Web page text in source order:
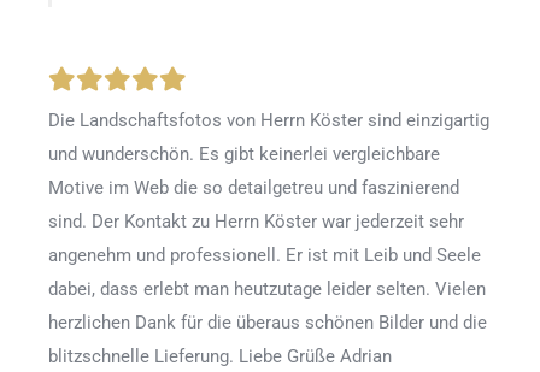
Die Landschaftsfotos von Herrn Köster sind einzigartig
und wunderschön. Es gibt keinerlei vergleichbare
Motive im Web die so detailgetreu und faszinierend
sind. Der Kontakt zu Herrn Köster war jederzeit sehr
angenehm und professionell. Er ist mit Leib und Seele
dabei, dass erlebt man heutzutage leider selten. Vielen
herzlichen Dank für die überaus schönen Bilder und die
blitzschnelle Lieferung. Liebe Grüße Adrian